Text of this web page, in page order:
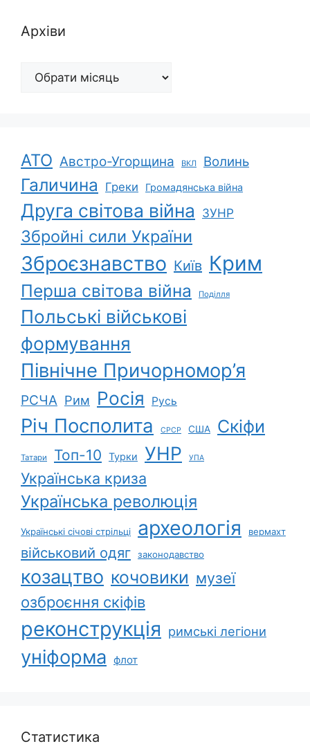
Архіви
Архіви
АТО Австро-Угорщина ВКЛ Волинь
Галичина Греки Громадянська війна
Друга світова війна ЗУНР
Збройні сили України
Зброєзнавство Київ Крим
Перша світова війна Поділля
Польські військові
формування
Північне Причорномор’я
РСЧА Рим Росія Русь
Річ Посполита СРСР США Скіфи
Татари Топ-10 Турки УНР УПА
Українська криза
Українська революція
Українські січові стрільці археологія вермахт
військовий одяг законодавство
козацтво кочовики музеї
озброєння скіфів
реконструкція римські легіони
уніформа флот
Статистика